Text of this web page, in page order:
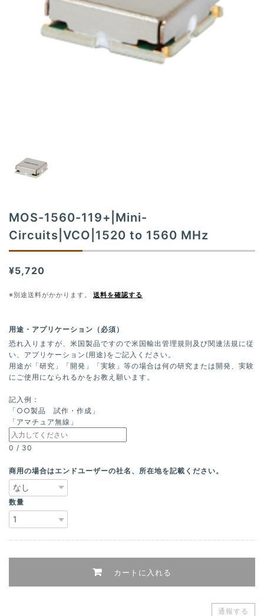
i
n
MOS-1560-119+|Mini-
Circuits|VCO|1520 to 1560 MHz
¥5,720
※別途送料がかかります。 送料を確認する
用途・アプリケーション（必須）
恐れ入りますが、米国製品ですので米国輸出管理規則及び関連法規に従
い、アプリケーション(用途)をご記入ください。
用途が「研究」「開発」「実験」等の場合は何の研究または開発、実験
にご使用になられるかをお教え願います。
記入例：
「○○製品 試作・作成」
「アマチュア無線」
0 / 30
商用の場合はエンドユーザーの社名、所在地を記載ください。
数量
カートに入れる
通報する